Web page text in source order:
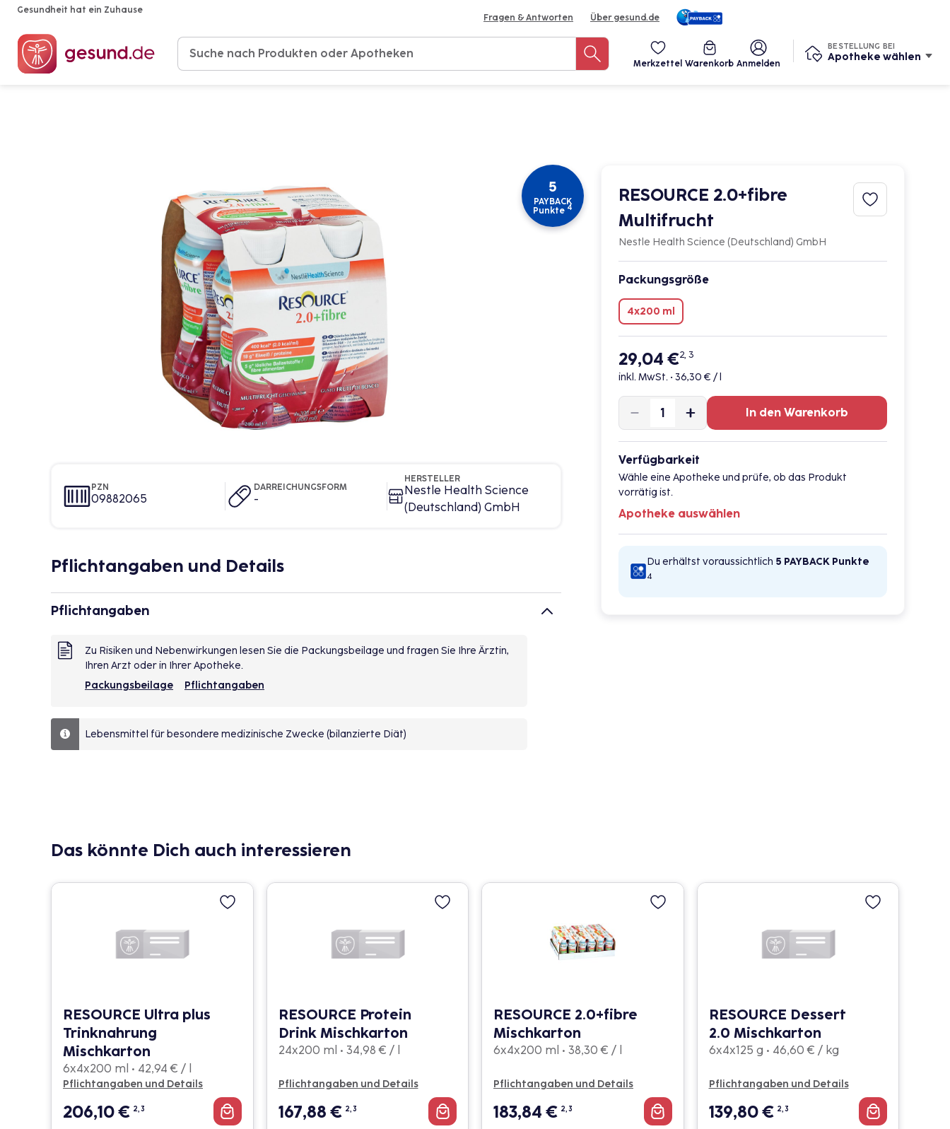
Gesundheit hat ein Zuhause
Fragen & Antworten Über gesund.de
Merkzettel Warenkorb Anmelden
BESTELLUNG BEI
Apotheke wählen
Apotheke finden Meine Services
5
PAYBACK
Punkte 4
PZN
09882065
DARREICHUNGSFORM
-
HERSTELLER
Nestle Health Science
(Deutschland) GmbH
Pflichtangaben und Details
Pflichtangaben
Zu Risiken und Nebenwirkungen lesen Sie die Packungsbeilage und fragen Sie Ihre Ärztin,
Ihren Arzt oder in Ihrer Apotheke.
Packungsbeilage
Pflichtangaben
Lebensmittel für besondere medizinische Zwecke (bilanzierte Diät)
RESOURCE 2.0+fibre
Multifrucht
Nestle Health Science (Deutschland) GmbH
Packungsgröße
4x200 ml
29,04 €2, 3
inkl. MwSt. • 36,30 € / l
In den Warenkorb
Verfügbarkeit
Wähle eine Apotheke und prüfe, ob das Produkt
vorrätig ist.
Apotheke auswählen
Du erhältst voraussichtlich 5 PAYBACK Punkte
4
Das könnte Dich auch interessieren
RESOURCE Ultra plus
Trinknahrung
Mischkarton
6x4x200 ml • 42,94 € / l
Pflichtangaben und Details
206,10€ 2, 3
RESOURCE Protein
Drink Mischkarton
24x200 ml • 34,98 € / l
Pflichtangaben und Details
167,88€ 2, 3
RESOURCE 2.0+fibre
Mischkarton
6x4x200 ml • 38,30 € / l
Pflichtangaben und Details
183,84€ 2, 3
RESOURCE Dessert
2.0 Mischkarton
6x4x125 g • 46,60 € / kg
Pflichtangaben und Details
139,80€ 2, 3